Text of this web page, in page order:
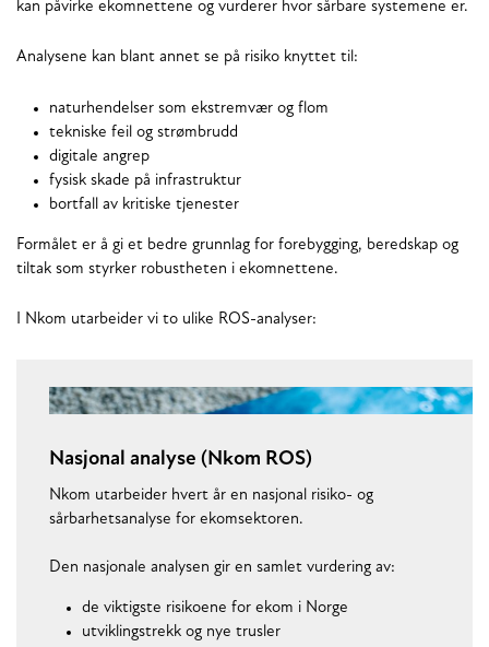
kan påvirke ekomnettene og vurderer hvor sårbare systemene er.
Analysene kan blant annet se på risiko knyttet til:
naturhendelser som ekstremvær og flom
tekniske feil og strømbrudd
digitale angrep
fysisk skade på infrastruktur
bortfall av kritiske tjenester
Formålet er å gi et bedre grunnlag for forebygging, beredskap og
tiltak som styrker robustheten i ekomnettene.
I Nkom utarbeider vi to ulike ROS-analyser:
Nasjonal analyse (Nkom ROS)
Nkom utarbeider hvert år en nasjonal risiko- og
sårbarhetsanalyse for ekomsektoren.
Den nasjonale analysen gir en samlet vurdering av:
de viktigste risikoene for ekom i Norge
utviklingstrekk og nye trusler